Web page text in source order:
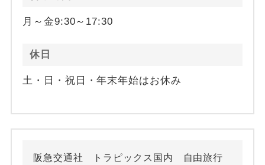
月～金9:30～17:30
休日
土・日・祝日・年末年始はお休み
阪急交通社 トラピックス国内 自由旅行